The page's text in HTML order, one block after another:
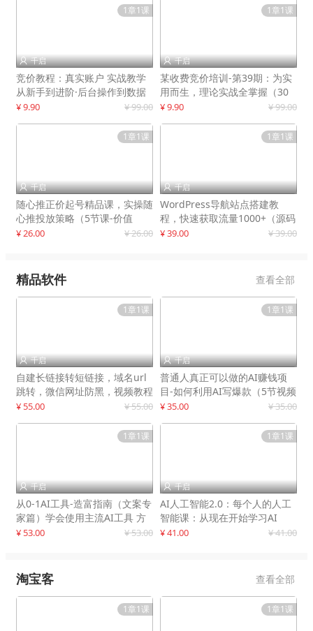
1章1课
 千启
竞价教程：真实账户 实战教学
从新手到进阶·后台操作到数据
优化
¥ 9.90 ¥ 99.00
1章1课
 千启
某收费竞价培训-第39期：为实
用而生，理论实战全掌握（30
节课）
¥ 9.90 ¥ 99.00
1章1课
 千启
随心推正价起号精品课，实操随
心推投放策略（5节课-价值
298）
¥ 26.00 ¥ 26.00
1章1课
 千启
WordPress导航站点搭建教
程，快速获取流量1000+（源码
+教程）
¥ 39.00 ¥ 39.00
精品软件 查看全部
1章1课
 千启
自建长链接转短链接，域名url
跳转，微信网址防黑，视频教程
手把手教你
¥ 55.00 ¥ 55.00
1章1课
 千启
普通人真正可以做的AI赚钱项
目-如何利用AI写爆款（5节视频
课）
¥ 35.00 ¥ 35.00
1章1课
 千启
从0-1AI工具-造富指南（文案专
家篇）学会使用主流AI工具 方
法和心法的融合
¥ 53.00 ¥ 53.00
1章1课
 千启
AI人工智能2.0：每个人的人工
智能课：从现在开始学习AI
¥ 41.00 ¥ 41.00
淘宝客 查看全部
1章1课 1章1课